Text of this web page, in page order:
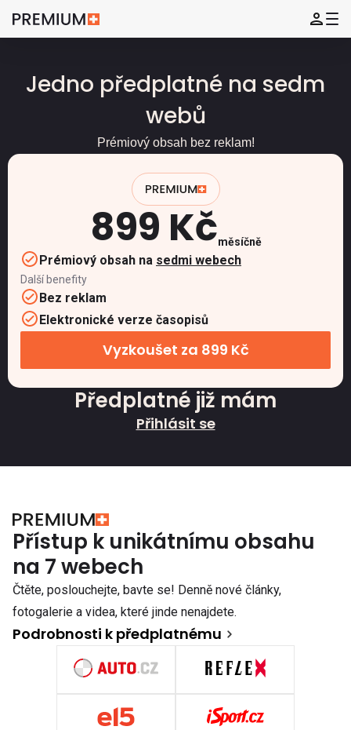
Jedno předplatné na sedm
webů
Prémiový obsah bez reklam!
899 Kčměsíčně
Prémiový obsah na sedmi webech
Další benefity
Bez reklam
Elektronické verze časopisů
Vyzkoušet za 899 Kč
Předplatné již mám
Přihlásit se
Přístup k unikátnímu obsahu
na 7 webech
Čtěte, poslouchejte, bavte se! Denně nové články,
fotogalerie a videa, které jinde nenajdete.
Podrobnosti k předplatnému